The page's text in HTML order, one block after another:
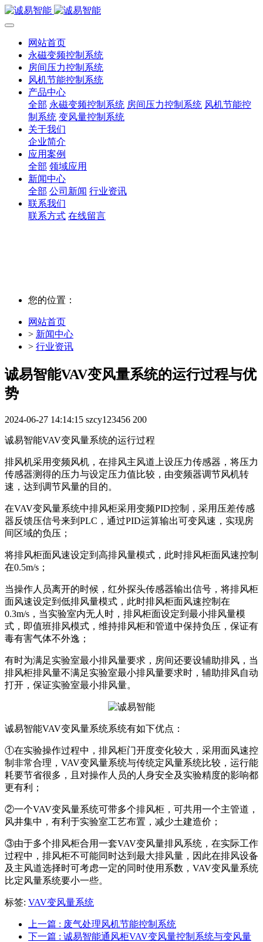
网站首页
永磁变频控制系统
房间压力控制系统
风机节能控制系统
产品中心
全部 永磁变频控制系统 房间压力控制系统 风机节能控
制系统 变风量控制系统
关于我们
企业简介
应用案例
全部 领域应用
新闻中心
全部 公司新闻 行业资讯
联系我们
联系方式 在线留言
您的位置：
网站首页
> 新闻中心
> 行业资讯
诚易智能VAV变风量系统的运行过程与优
势
2024-06-27 14:14:15 szcy123456 200
诚易智能VAV变风量系统的运行过程
排风机采用变频风机，在排风主风道上设压力传感器，将压力
传感器测得的压力与设定压力值比较，由变频器调节风机转
速，达到调节风量的目的。
在VAV变风量系统中排风柜采用变频PID控制，采用压差传感
器反馈压信号来到PLC，通过PID运算输出可变风速，实现房
间区域的负压；
将排风柜面风速设定到高排风量模式，此时排风柜面风速控制
在0.5m/s；
当操作人员离开的时候，红外探头传感器输出信号，将排风柜
面风速设定到低排风量模式，此时排风柜面风速控制在
0.3m/s，当实验室内无人时，排风柜面设定到最小排风量模
式，即值班排风模式，维持排风柜和管道中保持负压，保证有
毒有害气体不外逸；
有时为满足实验室最小排风量要求，房间还要设辅助排风，当
排风柜排风量不满足实验室最小排风量要求时，辅助排风自动
打开，保证实验室最小排风量。
诚易智能VAV变风量系统系统有如下优点：
①在实验操作过程中，排风柜门开度变化较大，采用面风速控
制非常合理， VAV变风量系统与传统定风量系统比较，运行能
耗要节省很多，且对操作人员的人身安全及实验精度的影响都
更有利；
②一个VAV变风量系统可带多个排风柜，可共用一个主管道，
风井集中，有利于实验室工艺布置，减少土建造价；
③由于多个排风柜合用一套VAV变风量排风系统，在实际工作
过程中，排风柜不可能同时达到最大排风量，因此在排风设备
及主风道选择时可考虑一定的同时使用系数， VAV变风量系统
比定风量系统要小一些。
标签: VAV变风量系统
上一篇 : 废气处理风机节能控制系统
下一篇 : 诚易智能通风柜VAV变风量控制系统与变风量